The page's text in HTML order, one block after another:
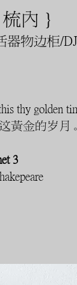
梳内 }
器物边柜/
thy golden
金的岁月。
3